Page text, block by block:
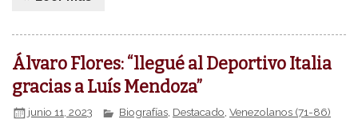
Álvaro Flores: “llegué al Deportivo Italia
gracias a Luís Mendoza”
junio 11, 2023 Biografías Destacado ,Venezolanos (71-86)